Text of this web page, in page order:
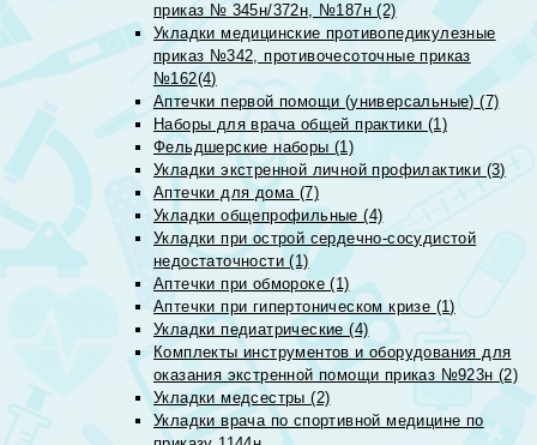
приказ № 345н/372н, №187н (2)
Укладки медицинские противопедикулезные
приказ №342, противочесоточные приказ
№162(4)
Аптечки первой помощи (универсальные) (7)
Наборы для врача общей практики (1)
Фельдшерские наборы (1)
Укладки экстренной личной профилактики (3)
Аптечки для дома (7)
Укладки общепрофильные (4)
Укладки при острой сердечно-сосудистой
недостаточности (1)
Аптечки при обмороке (1)
Аптечки при гипертоническом кризе (1)
Укладки педиатрические (4)
Комплекты инструментов и оборудования для
оказания экстренной помощи приказ №923н (2)
Укладки медсестры (2)
Укладки врача по спортивной медицине по